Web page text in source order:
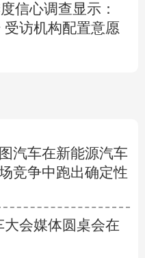
信心调查显示：
访机构配置意愿
汽车在新能源汽车
竞争中跑出确定性
会媒体圆桌会在